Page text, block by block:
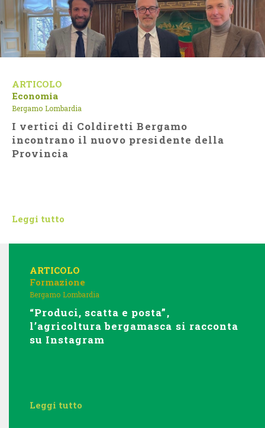
ARTICOLO
Economia
Bergamo Lombardia
I vertici di Coldiretti Bergamo
incontrano il nuovo presidente della
Provincia
Leggi tutto
ARTICOLO
Formazione
Bergamo Lombardia
“Produci, scatta e posta”,
l’agricoltura bergamasca si racconta
su Instagram
Leggi tutto